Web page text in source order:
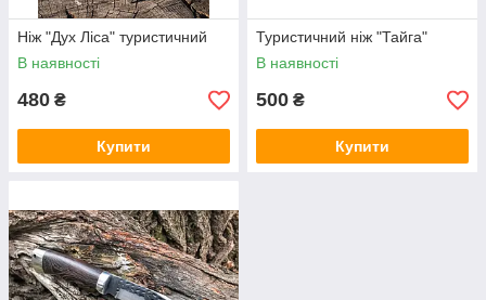
Ніж "Дух Ліса" туристичний
В наявності
480 ₴
Купити
Туристичний ніж "Тайга"
В наявності
500 ₴
Купити